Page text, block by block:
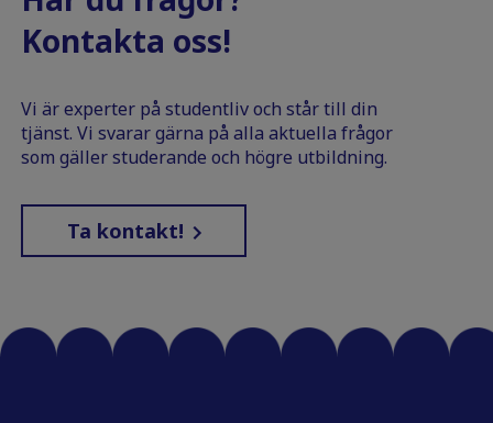
Kontakta oss!
Vi är experter på studentliv och står till din
tjänst. Vi svarar gärna på alla aktuella frågor
som gäller studerande och högre utbildning.
Ta kontakt!